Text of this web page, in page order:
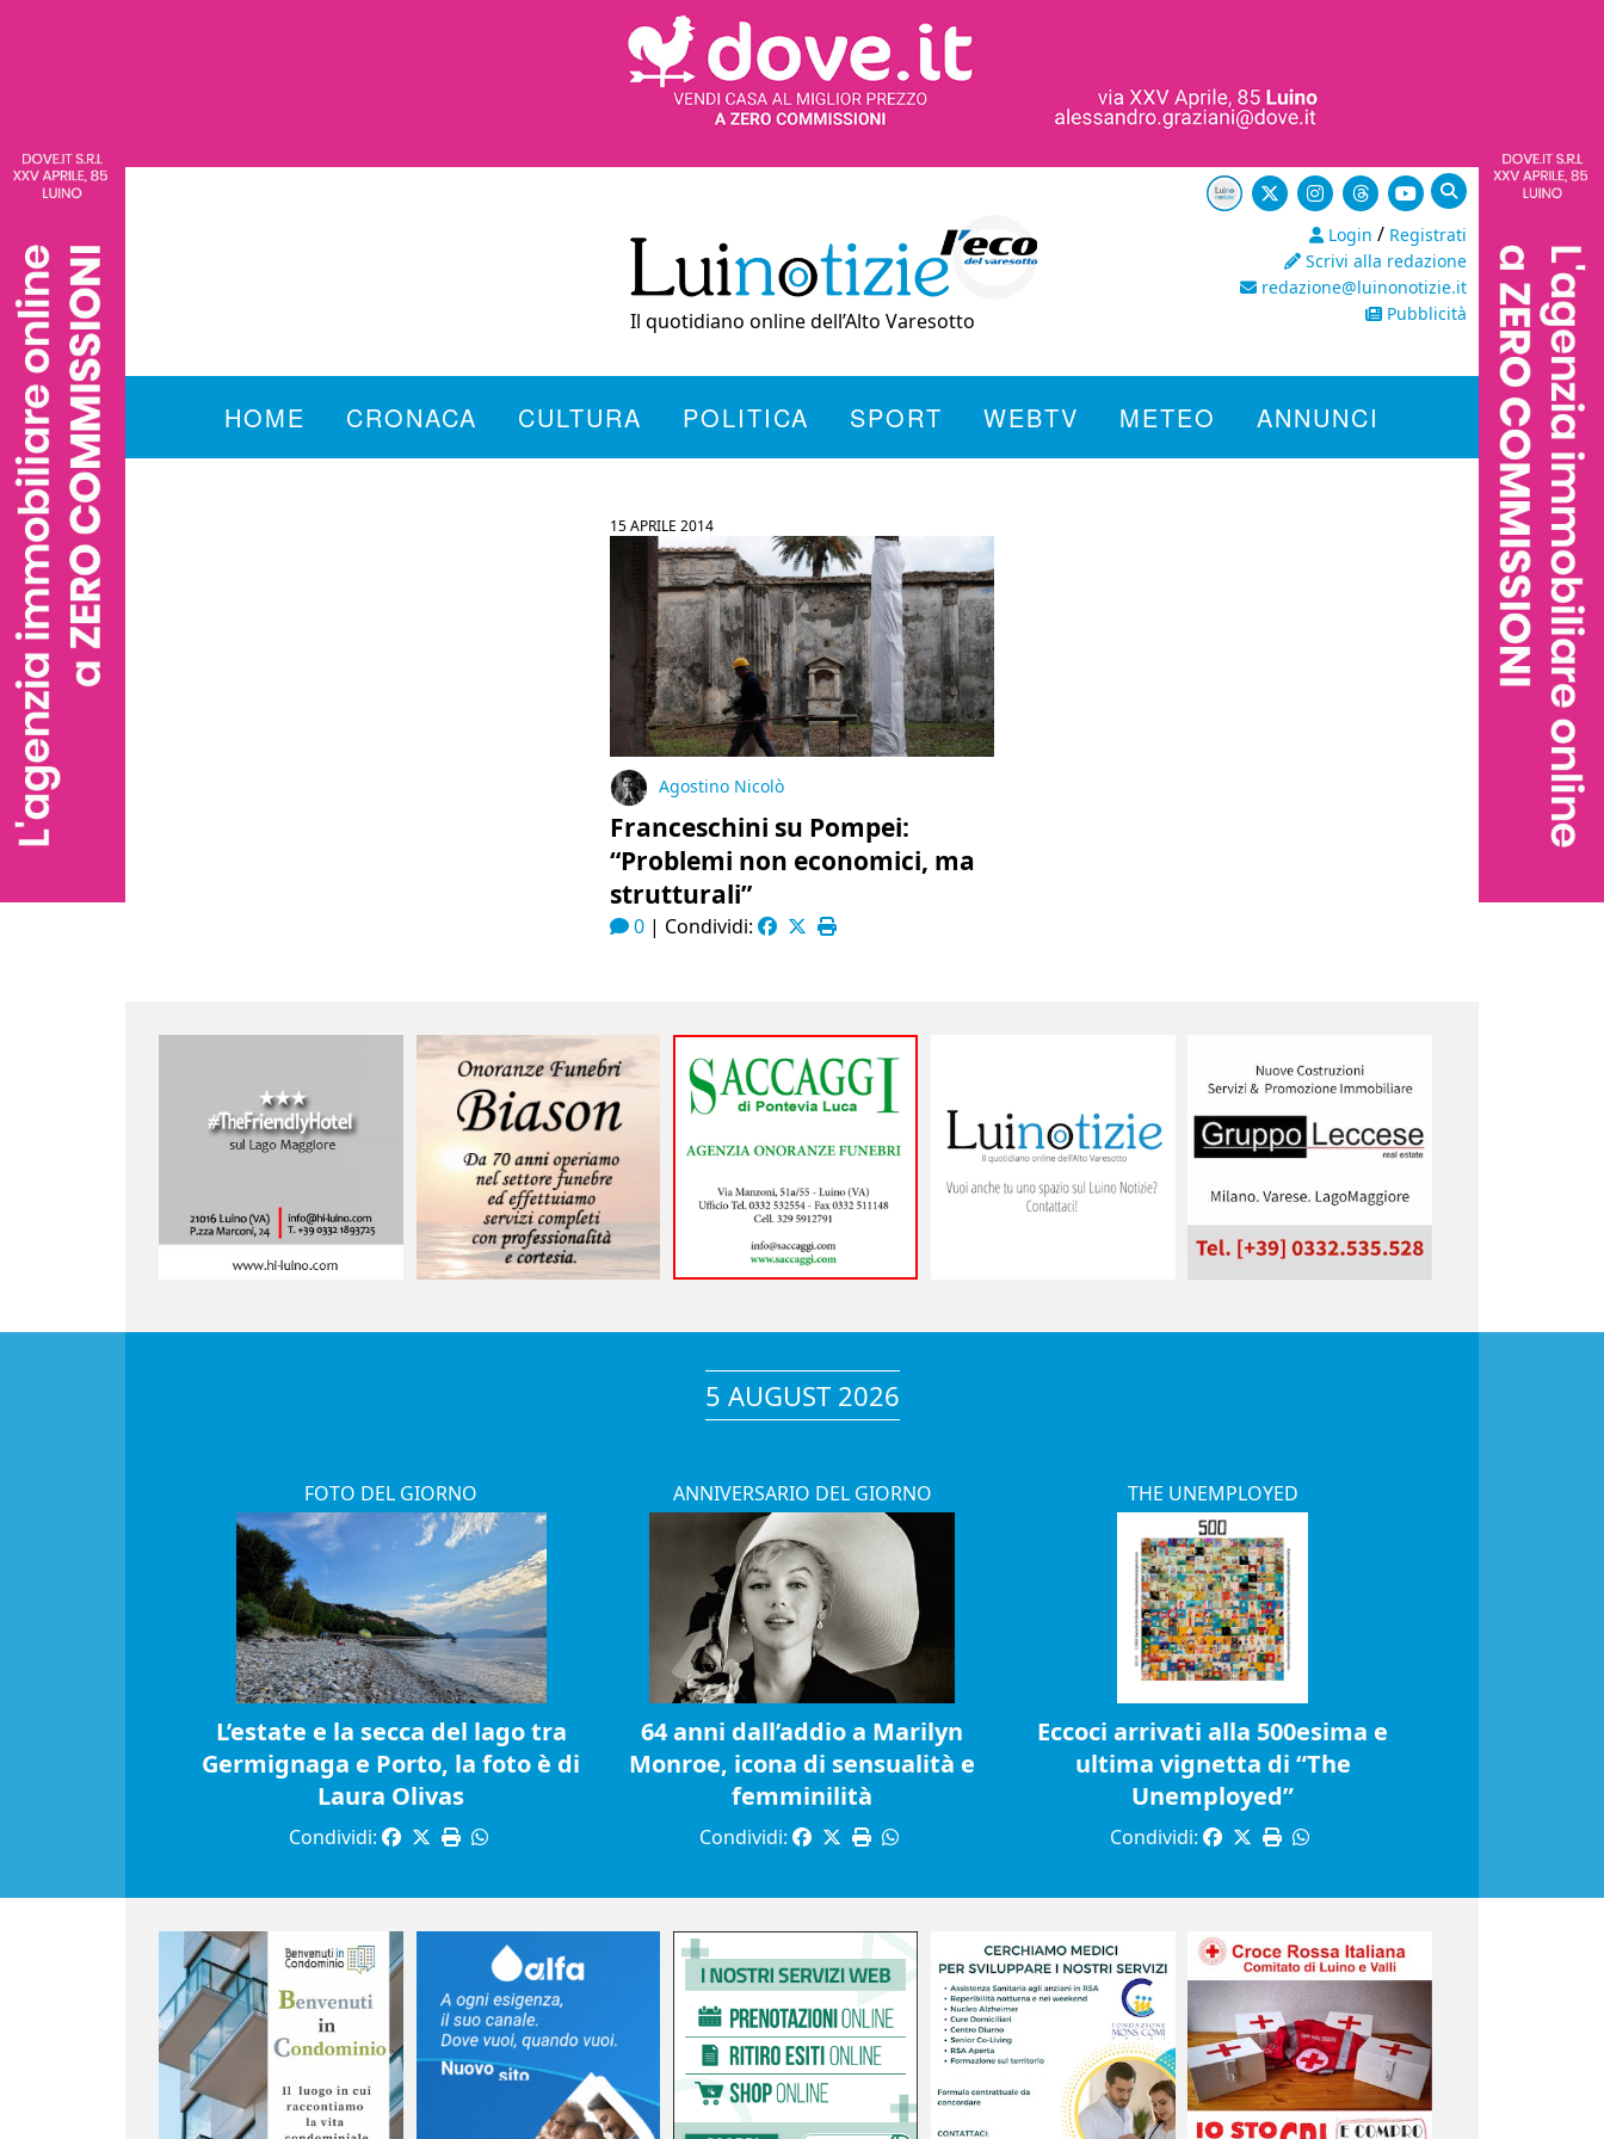
Il quotidiano online dell’Alto Varesotto
Login / Registrati
Scrivi alla redazione
redazione@luinonotizie.it
Pubblicità
HOME CRONACA CULTURA POLITICA SPORT WEBTV METEO ANNUNCI
15 APRILE 2014
Agostino Nicolò
Franceschini su Pompei:
“Problemi non economici, ma
strutturali”
0 | Condividi:
5 AUGUST 2026
FOTO DEL GIORNO
L’estate e la secca del lago tra
Germignaga e Porto, la foto è di
Laura Olivas
Condividi:
ANNIVERSARIO DEL GIORNO
64 anni dall’addio a Marilyn
Monroe, icona di sensualità e
femminilità
Condividi:
THE UNEMPLOYED
Eccoci arrivati alla 500esima e
ultima vignetta di “The
Unemployed”
Condividi: